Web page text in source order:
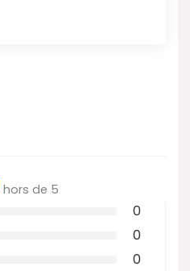
hors de 5
0
0
0